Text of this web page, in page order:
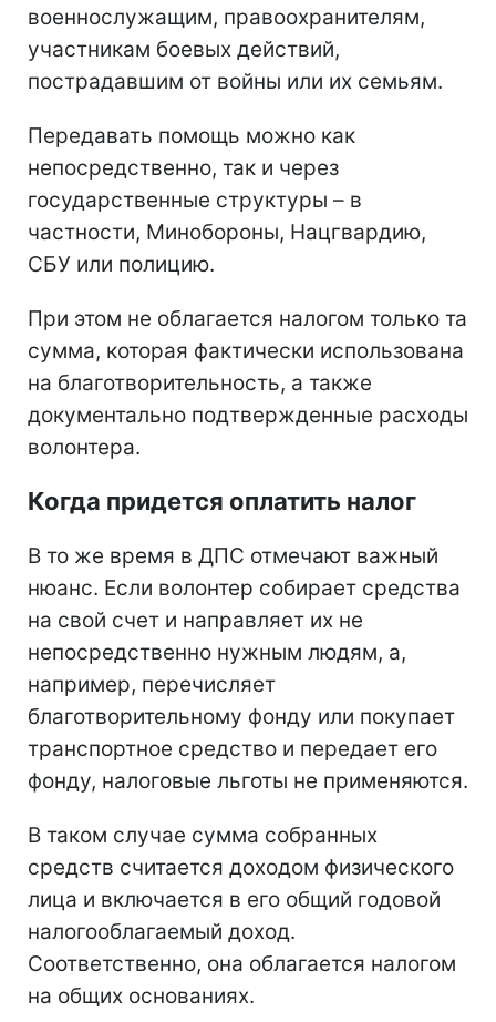
военнослужащим, правоохранителям,
участникам боевых действий,
пострадавшим от войны или их семьям.
Передавать помощь можно как
непосредственно, так и через
государственные структуры – в
частности, Минобороны, Нацгвардию,
СБУ или полицию.
При этом не облагается налогом только та
сумма, которая фактически использована
на благотворительность, а также
документально подтвержденные расходы
волонтера.
Когда придется оплатить налог
В то же время в ДПС отмечают важный
нюанс. Если волонтер собирает средства
на свой счет и направляет их не
непосредственно нужным людям, а,
например, перечисляет
благотворительному фонду или покупает
транспортное средство и передает его
фонду, налоговые льготы не применяются.
В таком случае сумма собранных
средств считается доходом физического
лица и включается в его общий годовой
налогооблагаемый доход.
Соответственно, она облагается налогом
на общих основаниях.